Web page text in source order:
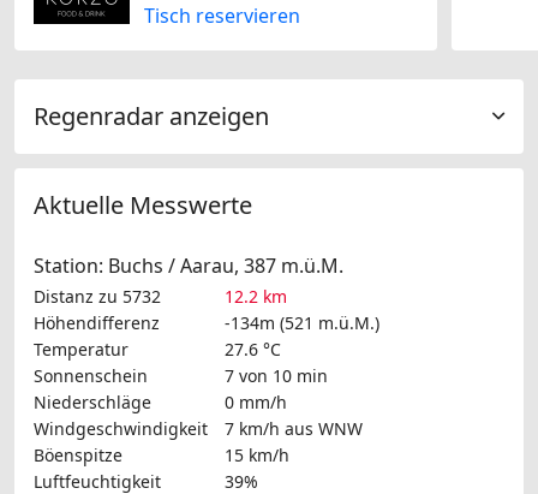
Tisch reservieren
Regenradar anzeigen
Aktuelle Messwerte
Station: Buchs / Aarau, 387 m.ü.M.
Distanz zu 5732
12.2 km
Höhendifferenz
-134m (521 m.ü.M.)
Temperatur
27.6 °C
Sonnenschein
7 von 10 min
Niederschläge
0 mm/h
Windgeschwindigkeit
7 km/h aus WNW
Böenspitze
15 km/h
Luftfeuchtigkeit
39%